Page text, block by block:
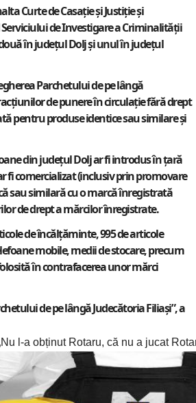
Curte de Casație și Justiție și
de Investigare a Criminalității
în județul Dolj și unul în județul
Parchetului de pe lângă
de punere în circulație fără drept
pentru produse identice sau similare și
din județul Dolj ar fi introdus în țară
fi comercializat (inclusiv prin promovare
sau similară cu o marcă înregistrată
de drept a mărcilor înregistrate.
de încălțăminte, 995 de articole
mobile, medii de stocare, precum
în contrafacerea unor mărci
de pe lângă Judecătoria Filiași”, a
l-a obținut Rotaru, că nu a jucat